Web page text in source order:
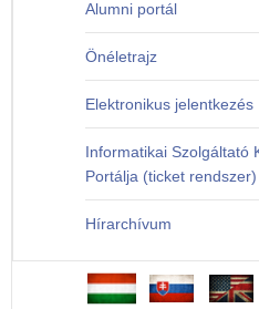
Alumni portál
Önéletrajz
Elektronikus jelentkezés
Informatikai Szolgáltató
Portálja (ticket rendszer)
Hírarchívum